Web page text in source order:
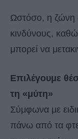
Ωστόσο, η ζώνη
κινδύνους,
μπορεί να
Επιλέγουμε
τη «μύτη»
Σύμφωνα με
πάνω από τα